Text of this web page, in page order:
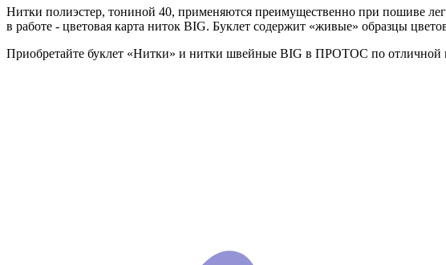
Нитки полиэстер, тониной 40, применяются преимущественно при пошиве
в работе - цветовая карта ниток BIG. Буклет содержит «живые» образцы
Приобретайте буклет «Нитки» и нитки швейные BIG в ПРОТОС по отличной